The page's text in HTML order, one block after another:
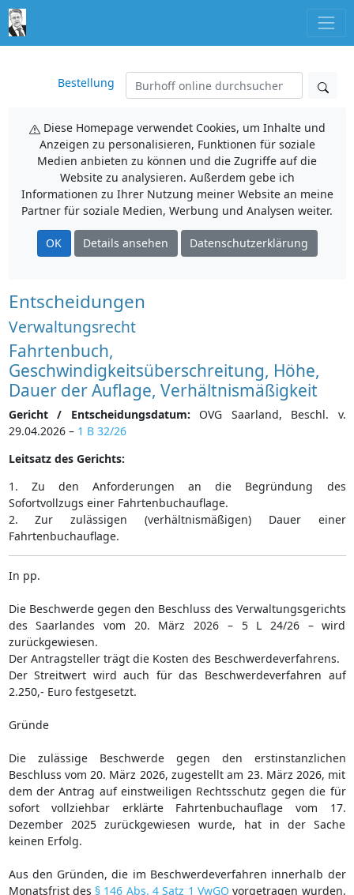
Bestellung
Diese Homepage verwendet Cookies, um Inhalte und
Anzeigen zu personalisieren, Funktionen für soziale
Medien anbieten zu können und die Zugriffe auf die
Website zu analysieren. Außerdem gebe ich
Informationen zu Ihrer Nutzung meiner Website an meine
Partner für soziale Medien, Werbung und Analysen weiter.
OK Details ansehen Datenschutzerklärung
Entscheidungen
Verwaltungsrecht
Fahrtenbuch,
Geschwindigkeitsüberschreitung, Höhe,
Dauer der Auflage, Verhältnismäßigkeit
Gericht / Entscheidungsdatum: OVG Saarland, Beschl. v.
29.04.2026 – 1 B 32/26
Leitsatz des Gerichts:
1. Zu den Anforderungen an die Begründung des
Sofortvollzugs einer Fahrtenbuchauflage.
2. Zur zulässigen (verhältnismäßigen) Dauer einer
Fahrtenbuchauflage.
In pp.
Die Beschwerde gegen den Beschluss des Verwaltungsgerichts
des Saarlandes vom 20. März 2026 – 5 L 24/26 – wird
zurückgewiesen.
Der Antragsteller trägt die Kosten des Beschwerdeverfahrens.
Der Streitwert wird auch für das Beschwerdeverfahren auf
2.250,- Euro festgesetzt.
Gründe
Die zulässige Beschwerde gegen den erstinstanzlichen
Beschluss vom 20. März 2026, zugestellt am 23. März 2026, mit
dem der Antrag auf einstweiligen Rechtsschutz gegen die für
sofort vollziehbar erklärte Fahrtenbuchauflage vom 17.
Dezember 2025 zurückgewiesen wurde, hat in der Sache
keinen Erfolg.
Aus den Gründen, die im Beschwerdeverfahren innerhalb der
Monatsfrist des § 146 Abs. 4 Satz 1 VwGO vorgetragen wurden,